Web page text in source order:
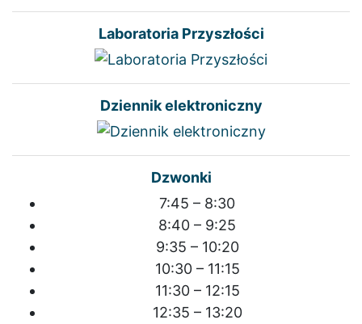
Laboratoria Przyszłości
Dziennik elektroniczny
Dzwonki
7:45 – 8:30
8:40 – 9:25
9:35 – 10:20
10:30 – 11:15
11:30 – 12:15
12:35 – 13:20